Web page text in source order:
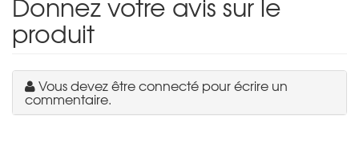
produit
Vous devez être connecté pour écrire un
commentaire.